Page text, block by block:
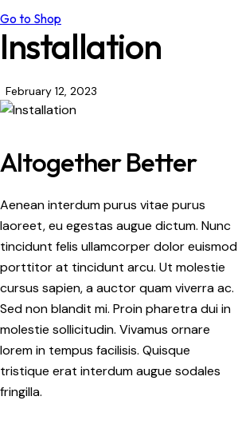
Go to Shop
Installation
February 12, 2023
Altogether Better
Aenean interdum purus vitae purus
laoreet, eu egestas augue dictum. Nunc
tincidunt felis ullamcorper dolor euismod
porttitor at tincidunt arcu. Ut molestie
cursus sapien, a auctor quam viverra ac.
Sed non blandit mi. Proin pharetra dui in
molestie sollicitudin. Vivamus ornare
lorem in tempus facilisis. Quisque
tristique erat interdum augue sodales
fringilla.